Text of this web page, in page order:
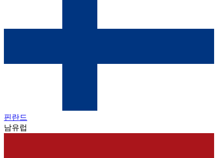
핀란드
남유럽